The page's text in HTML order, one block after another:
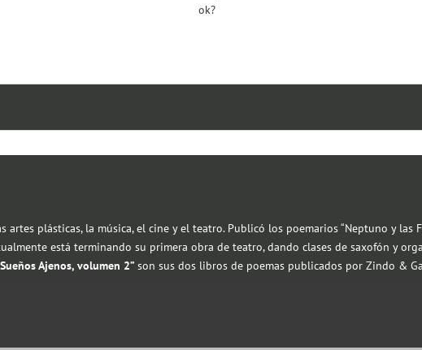
ok?
plásticas, la música, el cine y el teatro. Publicó los poemarios “Neptuno y las
está terminando su primera obra de teatro, dando clases de saxofón y
Ajenos, volumen 2” son sus dos libros de poemas publicados por Zindo &